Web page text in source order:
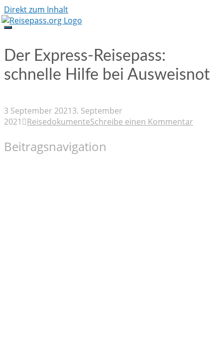
Direkt zum Inhalt
Der Express-Reisepass:
schnelle Hilfe bei Ausweisnot
3 September 20213. September
2021
ReisedokumenteSchreibe einen Kommentar
Beitragsnavigation